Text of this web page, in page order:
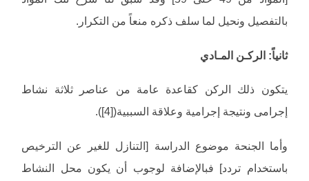
بالتفصيل ونحيل لما سلف ذكره منعاً من التكرار.
ثانياً: الركـن المـادي
يتكون ذلك الركن كقاعدة عامة من عناصر ثلاثة نشاط
إجرامى ونتيجة إجرامية وعلاقة السببية([4]).
وأما الجنحة موضوع الدراسة [التنازل للغير عن الترخيص
باستخدام تردد] فبالإضافة لوجوب أن يكون محل النشاط